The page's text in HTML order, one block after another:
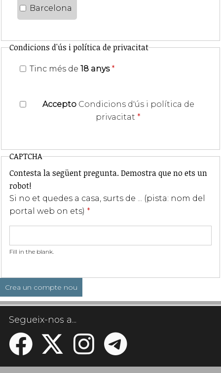
Barcelona
Condicions d'ús i política de privacitat
Tinc més de 18 anys *
Accepto Condicions d'ús i política de
privacitat *
CAPTCHA
Contesta la següent pregunta. Demostra que no ets un
robot!
Si no et quedes a casa, surts de ... (pista: nom del
portal web on ets) *
Fill in the blank.
Segueix-nos a...